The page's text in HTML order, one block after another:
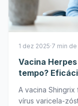
1 dez 2025·7 min
Vacina
tempo?
A vacina
vírus varicela-